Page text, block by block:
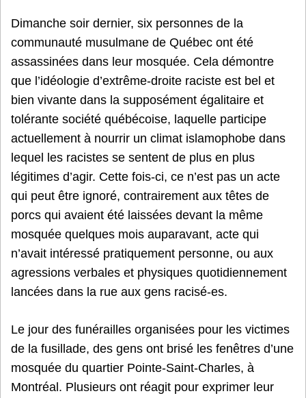
Dimanche soir dernier, six personnes de la
communauté musulmane de Québec ont été
assassinées dans leur mosquée. Cela démontre
que l’idéologie d’extrême-droite raciste est bel et
bien vivante dans la supposément égalitaire et
tolérante société québécoise, laquelle participe
actuellement à nourrir un climat islamophobe dans
lequel les racistes se sentent de plus en plus
légitimes d’agir. Cette fois-ci, ce n’est pas un acte
qui peut être ignoré, contrairement aux têtes de
porcs qui avaient été laissées devant la même
mosquée quelques mois auparavant, acte qui
n’avait intéressé pratiquement personne, ou aux
agressions verbales et physiques quotidiennement
lancées dans la rue aux gens racisé-es.
Le jour des funérailles organisées pour les victimes
de la fusillade, des gens ont brisé les fenêtres d’une
mosquée du quartier Pointe-Saint-Charles, à
Montréal. Plusieurs ont réagit pour exprimer leur